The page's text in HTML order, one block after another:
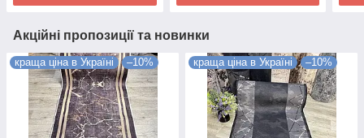
Акційні пропозиції та новинки
краща ціна в Україні –10% краща ціна в Україні –10%